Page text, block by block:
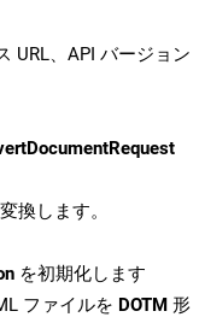
URL、API バージョン
換します。
を初期化します
ファイルを DOTM 形